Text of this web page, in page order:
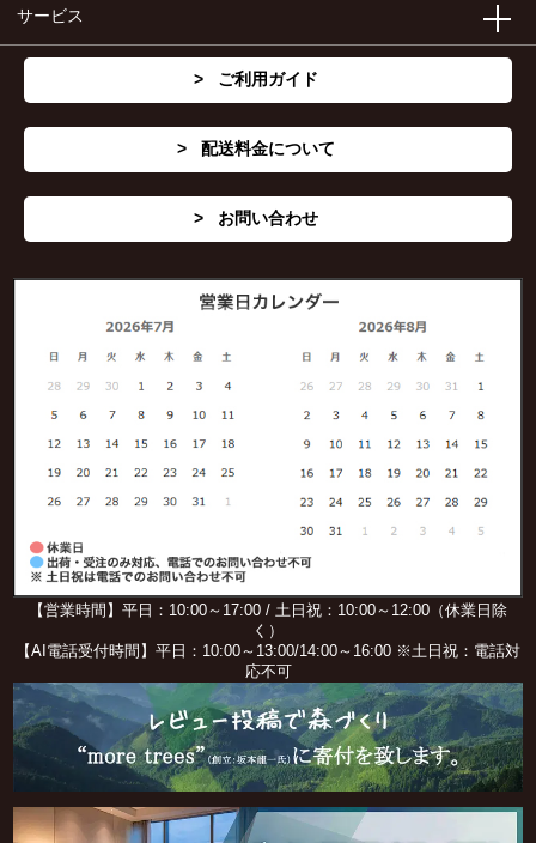
サービス
ご利用ガイド
配送料金について
お問い合わせ
【営業時間】平日：10:00～17:00 / 土日祝：10:00～12:00（休業日除
く）
【AI電話受付時間】平日：10:00～13:00/14:00～16:00 ※土日祝：電話対
応不可